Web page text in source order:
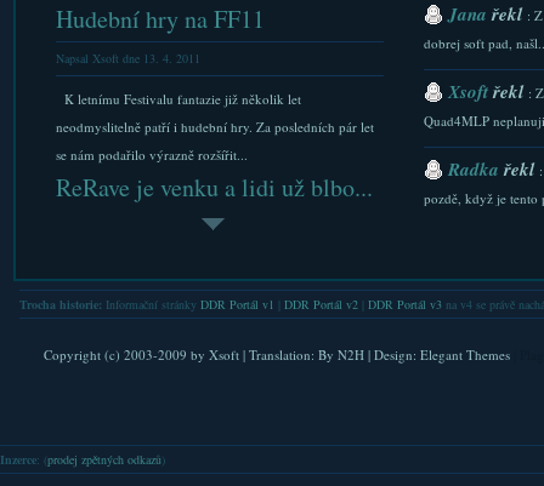
Hudební hry na FF11
Napsal Xsoft dne 13. 4. 2011
K letnímu Festivalu fantazie již několik let
neodmyslitelně patří i hudební hry. Za posledních pár let
se nám podařilo výrazně rozšířit...
ReRave je venku a lidi už blbo...
blbnou a dávají vše na Master obtížnost. Stejně jste to měli
udělat ještě těžší, inspirace...
USA den 0 – cesta
do světa. Tentokrat to nebude Japonsko ale Spojené státy
Janařekl :
dobrej soft pad,
Xsoftřekl :
Quad4MLP
Radkařekl
pozdě, když je tento
stazeni a Downlaod...
Xsoftřekl
FAQ. Do nastaveni
Lubkisřekl
Trocha historie: Informační stránky DDR Portál v1 DDR Portál v2| DDR Portál v3na v4 se právě
Copyright (c) 2003-2009 by Xsoft| Translation: By N2H| Design: Elegant Themes
Inzerce: (prodej zpětných odkazů )